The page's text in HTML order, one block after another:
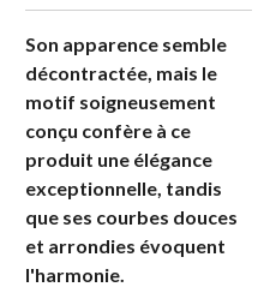
Son apparence semble
décontractée, mais le
motif soigneusement
conçu confère à ce
produit une élégance
exceptionnelle, tandis
que ses courbes douces
et arrondies évoquent
l'harmonie.